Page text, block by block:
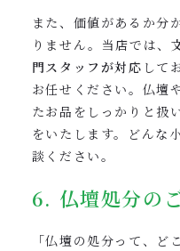
また、価値があるか分
りません。当店では、
門スタッフが対応 して
お任せください。仏壇
たお品をしっかりと扱
をいたします。どんな
談ください。
6. 仏壇処分の
「仏壇の処分って、ど